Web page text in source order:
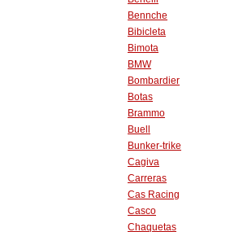
Bennche
Bibicleta
Bimota
BMW
Bombardier
Botas
Brammo
Buell
Bunker-trike
Cagiva
Carreras
Cas Racing
Casco
Chaquetas